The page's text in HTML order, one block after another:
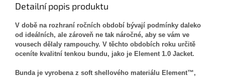
Detailní popis produktu
V době na rozhraní ročních období bývají podmínky daleko
od ideálních, ale zároveň ne tak náročné, aby se vám ve
vousech dělaly rampouchy. V těchto obdobích roku určitě
oceníte kvalitní tenkou bundu, jako je Element 1.0 Jacket.
Bunda je vyrobena z soft shellového materiálu Element™,